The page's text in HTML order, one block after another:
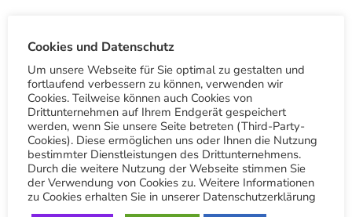
Wäschetaxi Stuttgart E-Scooter im
Einsatz
Wir sind seit über 100 Jahren
innovativ. Nun setzen auch wir für
die direkte Zustellung von Wäsche
mit unserem Wäschetaxi Stuttgart
auf E-Scooter.
Cookies und Datenschutz
Um unsere Webseite für Sie optimal zu gestalten und
fortlaufend verbessern zu können, verwenden wir
Cookies. Teilweise können auch Cookies von
Drittunternehmen auf Ihrem Endgerät gespeichert
werden, wenn Sie unsere Seite betreten (Third-Party-
Cookies). Diese ermöglichen uns oder Ihnen die Nutzung
bestimmter Dienstleistungen des Drittunternehmens.
Durch die weitere Nutzung der Webseite stimmen Sie
der Verwendung von Cookies zu. Weitere Informationen
zu Cookies erhalten Sie in unserer Datenschutzerklärung